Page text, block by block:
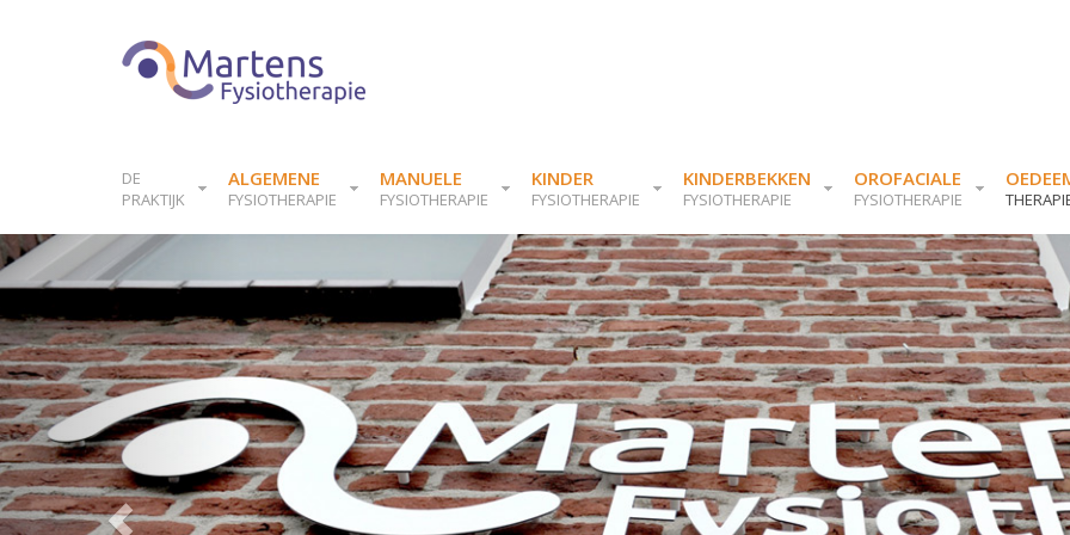
DE
PRAKTIJK
ALGEMENE
FYSIOTHERAPIE
MANUELE
FYSIOTHERAPIE
KINDER
FYSIOTHERAPIE
KINDERBEKKEN
FYSIOTHERAPIE
OROFACIALE
FYSIOTHERAPIE
Previous